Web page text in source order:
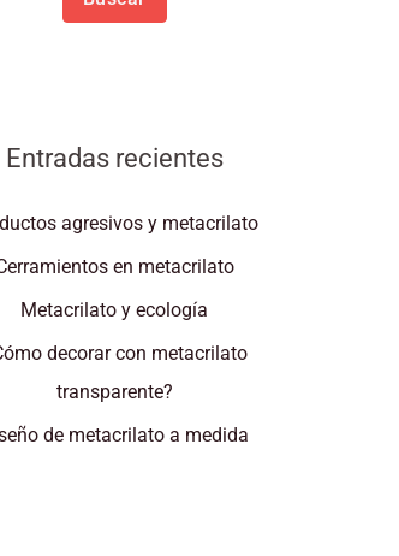
Entradas recientes
agresivos y metacrilato
en metacrilato
Metacrilato y ecología
decorar con metacrilato
transparente?
de metacrilato a medida